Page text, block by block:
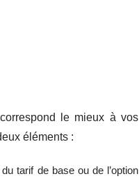
le mieux à vos
éléments :
tarif de base ou de l’option